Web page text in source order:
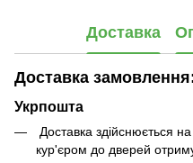
Доставка
Доставка
Укрпошта
Доставка здійснюється
кур'єром до дверей